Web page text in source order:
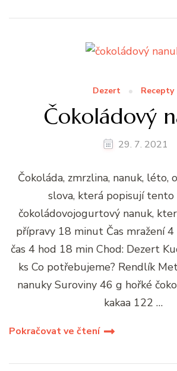
Dezert Recepty
Čokoládový
29. 7. 2021
Čokoláda, zmrzlina, nanuk, léto,
slova, která popisují tento
čokoládovojogurtový nanuk,
přípravy 18 minut Čas mražení
čas 4 hod 18 min Chod: Dezert
ks Co potřebujeme? Rendlík
nanuky Suroviny 46 g hořké
kakaa 122 …
Pokračovat ve čtení